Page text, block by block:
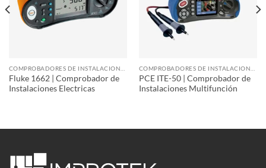
Fluke 1662 | Comprobador de
Instalaciones Electricas
PCE ITE-50 | Comprobador de
Instalaciones Multifunción